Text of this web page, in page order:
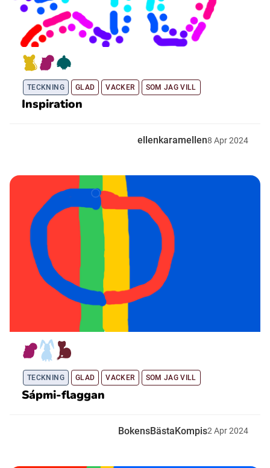
TECKNING GLAD VACKER SOM JAG VILL
Inspiration
ellenkaramellen8 Apr2024
TECKNING GLAD VACKER SOM JAG VILL
Sápmi-flaggan
BokensBästaKompis2 Apr2024